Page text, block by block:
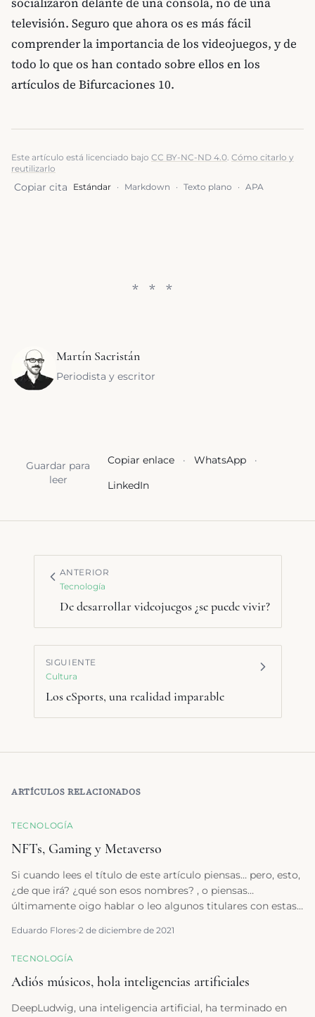
televisión. Seguro que ahora os es más fácil
comprender la importancia de los videojuegos, y de
todo lo que os han contado sobre ellos en los
artículos de Bifurcaciones 10.
Este artículo está licenciado bajo CC BY-NC-ND 4.0. Cómo citarlo y
reutilizarlo
Copiar cita Estándar · Markdown · Texto plano · APA
Martín Sacristán
Periodista y escritor
Guardar para
leer
Copiar enlace · WhatsApp
·
LinkedIn
ANTERIOR
Tecnología
De desarrollar videojuegos ¿se puede vivir?
SIGUIENTE
Cultura
Los eSports, una realidad imparable
ARTÍCULOS RELACIONADOS
TECNOLOGÍA
NFTs, Gaming y Metaverso
Si cuando lees el título de este artículo piensas… pero, esto,
¿de que irá? ¿qué son esos nombres? , o piensas…
últimamente oigo hablar o leo algunos titulares con estas
me afecta, entonces creemos que merece la pena que
sigáis leyendo. Si , por el contrario, lo que piensas es … yo sé
nada nuevo, ¡¡por favor, contacta con nosotros para hacer
Eduardo Flores 2 de diciembre de 2021
TECNOLOGÍA
Adiós músicos, hola inteligencias artificiales
DeepLudwig, una inteligencia artificial, ha terminado en